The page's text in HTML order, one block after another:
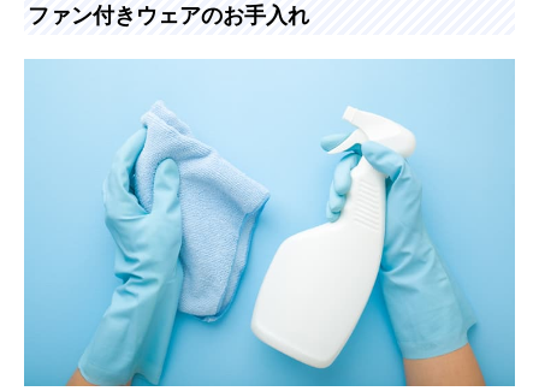
バートル
9V：約15時間
記載未確認
約260g
15V：約3時間
13V：約4時間
10V：約7時間
8V：約15時間
約5時間
ワークマン
記載未確認
約130g
8V：約7時間
6V：約9時間
ファン付きウェアのお手入れ